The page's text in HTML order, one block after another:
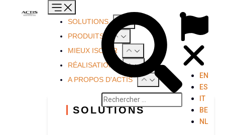
SOLUTIONS
PRODUITS
MIEUX ISOLER
RÉALISATIONS
A PROPOS D'ACTIS
SOLUTIONS
EN
ES
IT
BE
NL